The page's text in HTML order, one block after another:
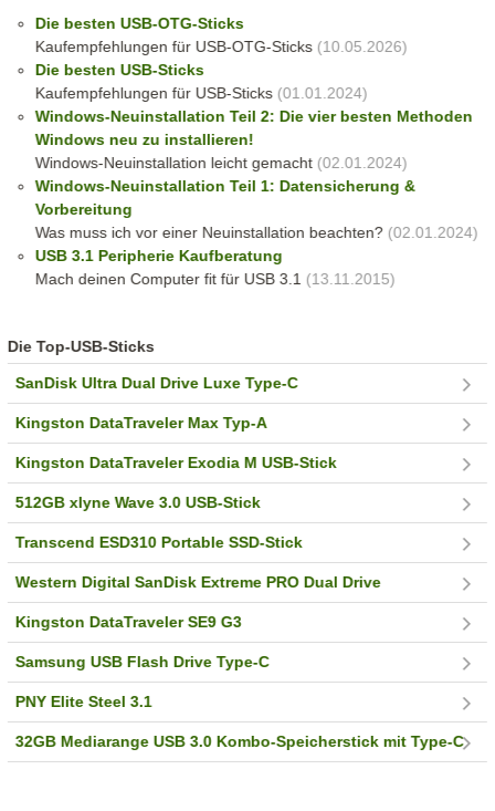
Die besten USB-OTG-Sticks
Kaufempfehlungen für USB-OTG-Sticks(10.05.2026)
Die besten USB-Sticks
Kaufempfehlungen für USB-Sticks(01.01.2024)
Windows-Neuinstallation Teil 2: Die vier besten Methoden
Windows neu zu installieren!
Windows-Neuinstallation leicht gemacht(02.01.2024)
Windows-Neuinstallation Teil 1: Datensicherung &
Vorbereitung
Was muss ich vor einer Neuinstallation beachten?(02.01.2024)
USB 3.1 Peripherie Kaufberatung
Mach deinen Computer fit für USB 3.1 (13.11.2015)
Die Top-USB-Sticks
SanDisk Ultra Dual Drive Luxe Type-C
Kingston DataTraveler Max Typ-A
Kingston DataTraveler Exodia M USB-Stick
512GB xlyne Wave 3.0 USB-Stick
Transcend ESD310 Portable SSD-Stick
Western Digital SanDisk Extreme PRO Dual Drive
Kingston DataTraveler SE9 G3
Samsung USB Flash Drive Type-C
PNY Elite Steel 3.1
32GB Mediarange USB 3.0 Kombo-Speicherstick mit Type-C